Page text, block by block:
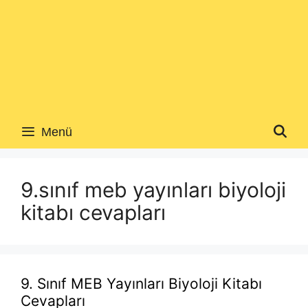
Menü
9.sınıf meb yayınları biyoloji
kitabı cevapları
9. Sınıf MEB Yayınları Biyoloji Kitabı
Cevapları